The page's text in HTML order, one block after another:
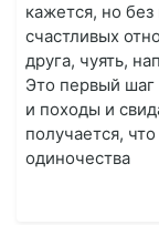
кажется, но
счастливых
друга, чуять,
Это первый шаг
и походы и
получается,
одиночества